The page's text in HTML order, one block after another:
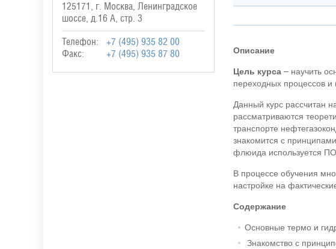
125171, г. Москва, Ленинградское
шоссе, д.16 А, стр. 3
Телефон:
+7 (495) 935 82 00
Факс:
+7 (495) 935 87 80
Описание
Цель курса – научить
переходных процессов и
Данный курс рассчитан
рассматриваются
транспорте
знакомится с
флюида используется
В процессе обучения
настройке на
Содержание
Основные термо и
Знакомство с